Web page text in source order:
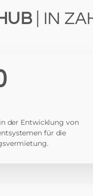
| IN
der Entwicklung von
für die